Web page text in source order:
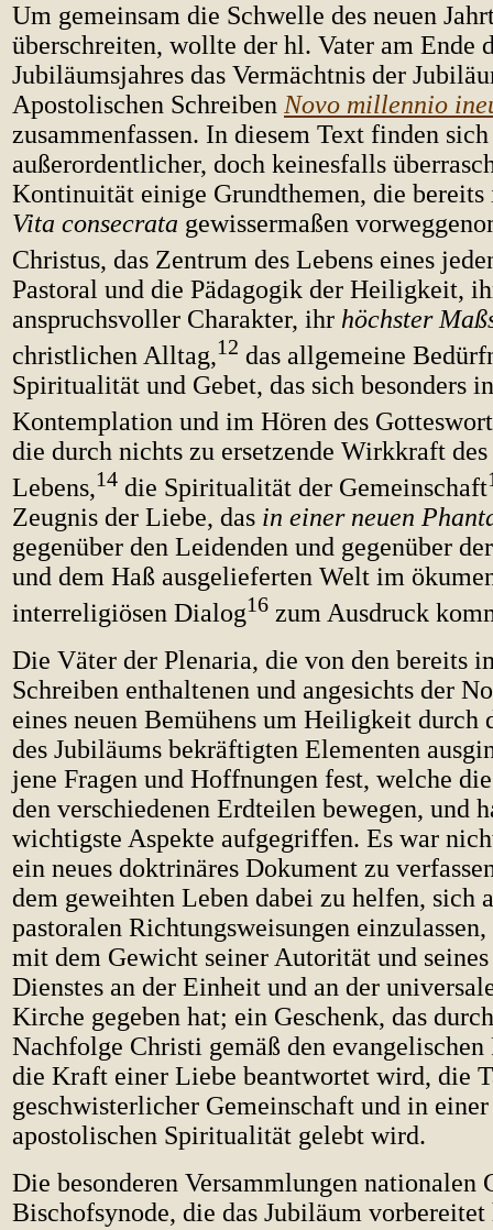
Um gemeinsam die Schwelle des neuen
überschreiten, wollte der hl. Vater am Ende
Jubiläumsjahres das Vermächtnis der
Apostolischen Schreiben Novo millennio
zusammenfassen. In diesem Text finden
außerordentlicher, doch keinesfalls
Kontinuität einige Grundthemen, die bereits
Vita consecrata gewissermaßen
Christus, das Zentrum des Lebens eines
Pastoral und die Pädagogik der Heiligkeit,
anspruchsvoller Charakter, ihr höchster
christlichen Alltag,12 das allgemeine
Spiritualität und Gebet, das sich besonders
Kontemplation und im Hören des
die durch nichts zu ersetzende Wirkkraft
Lebens,14 die Spiritualität der Gemeinschaft
Zeugnis der Liebe, das in einer neuen
gegenüber den Leidenden und gegenüber
und dem Haß ausgelieferten Welt im
interreligiösen Dialog16 zum Ausdruck
Die Väter der Plenaria, die von den bereits
Schreiben enthaltenen und angesichts der
eines neuen Bemühens um Heiligkeit durch
des Jubiläums bekräftigten Elementen
jene Fragen und Hoffnungen fest, welche
den verschiedenen Erdteilen bewegen, und
wichtigste Aspekte aufgegriffen. Es war
ein neues doktrinäres Dokument zu
dem geweihten Leben dabei zu helfen, sich
pastoralen Richtungsweisungen
mit dem Gewicht seiner Autorität und
Dienstes an der Einheit und an der
Kirche gegeben hat; ein Geschenk, das
Nachfolge Christi gemäß den evangelischen
die Kraft einer Liebe beantwortet wird, die
geschwisterlicher Gemeinschaft und in
apostolischen Spiritualität gelebt wird.
Die besonderen Versammlungen nationalen
Bischofsynode, die das Jubiläum vorbereitet